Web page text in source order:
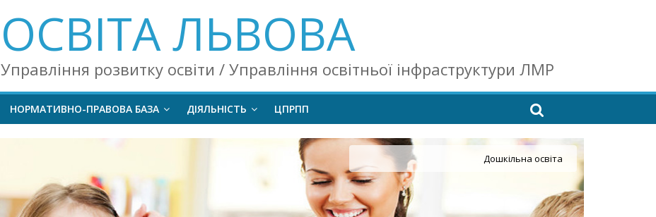
ОСВІТА ЛЬВОВА
Управління розвитку освіти / Управління освітньої інфраструктури ЛМР
НОРМАТИВНО-ПРАВОВА БАЗА ДІЯЛЬНІСТЬ ЦПРПП
Дошкільна освіта